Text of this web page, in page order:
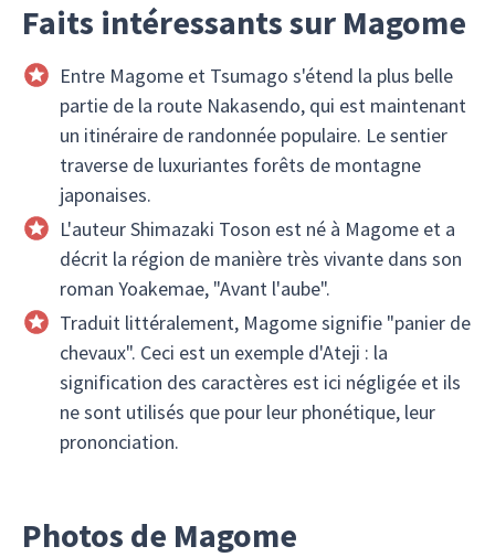
Faits intéressants sur Magome
Entre Magome et Tsumago s'étend la plus belle
partie de la route Nakasendo, qui est maintenant
un itinéraire de randonnée populaire. Le sentier
traverse de luxuriantes forêts de montagne
japonaises.
L'auteur Shimazaki Toson est né à Magome et a
décrit la région de manière très vivante dans son
roman Yoakemae, "Avant l'aube".
Traduit littéralement, Magome signifie "panier de
chevaux". Ceci est un exemple d'Ateji : la
signification des caractères est ici négligée et ils
ne sont utilisés que pour leur phonétique, leur
prononciation.
Photos de Magome